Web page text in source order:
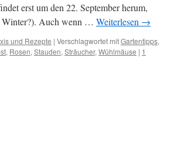
erst um den 22. September herum,
Winter?). Auch wenn … Weiterlesen →
und Rezepte | Verschlagwortet mitGartentipps,
, Rosen, Stauden, Sträucher, Wühlmäuse | 1